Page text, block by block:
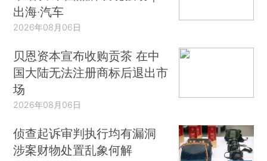
出海·汽车
2026年08月06日
贝恩资本宣布收购贡茶 在中
国大陆无法注册商标后退出市
场
2026年08月06日
侦查起诉审判执行均有漏洞
涉案财物处置乱象何解